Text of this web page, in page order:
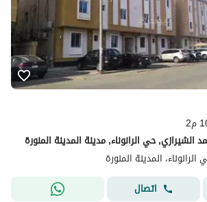
حي الرانوناء, مدينة المدينة المنورة
المدينة المنورة
اتصال